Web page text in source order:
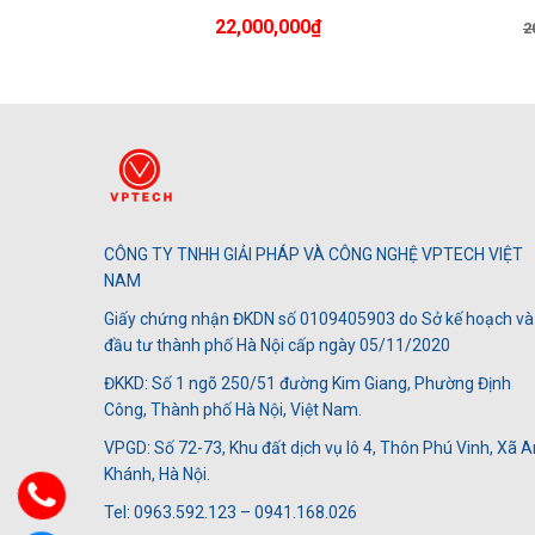
22,000,000₫
CÔNG TY TNHH GIẢI PHÁP VÀ CÔNG NGHỆ VPTECH VIỆT
NAM
Giấy chứng nhận ĐKDN số 0109405903 do Sở kế hoạch và
đầu tư thành phố Hà Nội cấp ngày 05/11/2020
ĐKKD: Số 1 ngõ 250/51 đường Kim Giang, Phường Định
Công, Thành phố Hà Nội, Việt Nam.
VPGD: Số 72-73, Khu đất dịch vụ lô 4, Thôn Phú Vinh, Xã
Khánh, Hà Nội.
Tel: 0963.592.123 – 0941.168.026